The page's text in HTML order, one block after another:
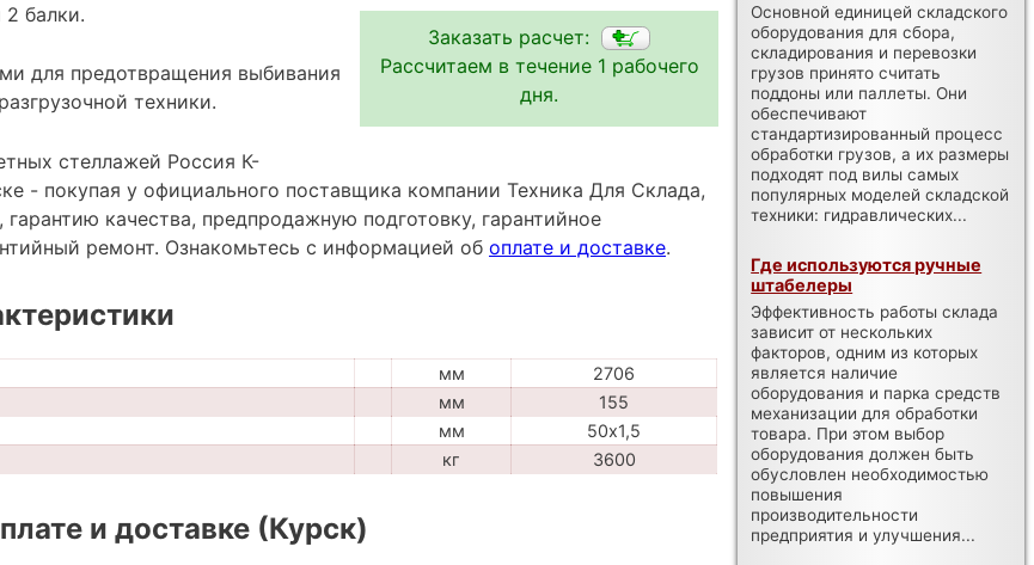
Заказать расчет:
Рассчитаем в течение 1 рабочего
дня.
2 балки.
для предотвращения выбивания
техники.
стеллажей Россия К-
- покупая у официального поставщика компании Техника Для Склада,
качества, предпродажную подготовку, гарантийное
ремонт. Ознакомьтесь с информацией об оплате и доставке.
мм
2706
мм
155
мм
50х1,5
кг 3600
и доставке (Курск)
Основной единицей складского
оборудования для сбора,
складирования и перевозки
грузов принято считать
поддоны или паллеты. Они
обеспечивают
стандартизированный процесс
обработки грузов, а их размеры
подходят под вилы самых
популярных моделей складской
техники: гидравлических...
Где используются ручные
штабелеры
Эффективность работы склада
зависит от нескольких
факторов, одним из которых
является наличие
оборудования и парка средств
механизации для обработки
товара. При этом выбор
оборудования должен быть
обусловлен необходимостью
повышения
производительности
предприятия и улучшения...